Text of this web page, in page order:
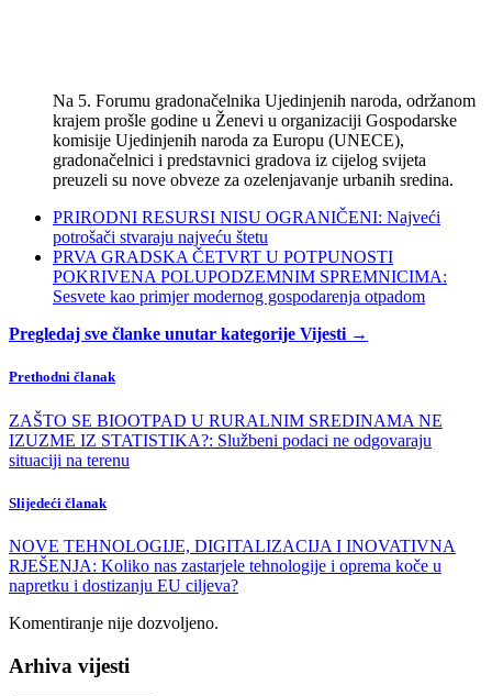
Na 5. Forumu gradonačelnika Ujedinjenih naroda, održanom
krajem prošle godine u Ženevi u organizaciji Gospodarske
komisije Ujedinjenih naroda za Europu (UNECE),
gradonačelnici i predstavnici gradova iz cijelog svijeta
preuzeli su nove obveze za ozelenjavanje urbanih sredina.
PRIRODNI RESURSI NISU OGRANIČENI: Najveći
potrošači stvaraju najveću štetu
PRVA GRADSKA ČETVRT U POTPUNOSTI
POKRIVENA POLUPODZEMNIM SPREMNICIMA:
Sesvete kao primjer modernog gospodarenja otpadom
Pregledaj sve članke unutar kategorije Vijesti →
Prethodni članak
ZAŠTO SE BIOOTPAD U RURALNIM SREDINAMA NE
IZUZME IZ STATISTIKA?: Službeni podaci ne odgovaraju
situaciji na terenu
Slijedeći članak
NOVE TEHNOLOGIJE, DIGITALIZACIJA I INOVATIVNA
RJEŠENJA: Koliko nas zastarjele tehnologije i oprema koče u
napretku i dostizanju EU ciljeva?
Komentiranje nije dozvoljeno.
Arhiva vijesti